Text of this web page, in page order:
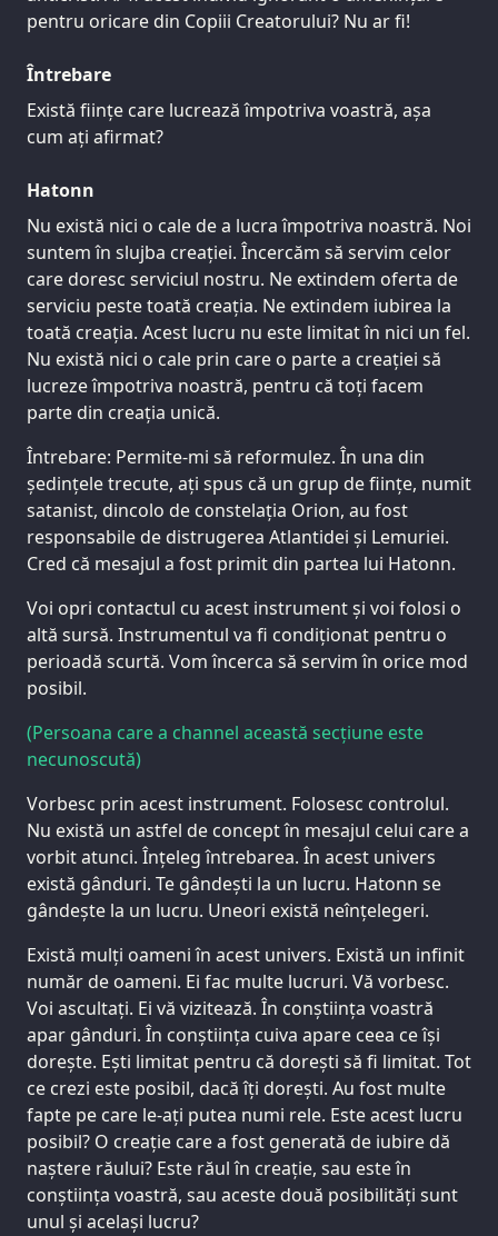
pentru oricare din Copiii Creatorului? Nu ar fi!
Întrebare
Există ființe care lucrează împotriva voastră, așa
cum ați afirmat?
Hatonn
Nu există nici o cale de a lucra împotriva noastră. Noi
suntem în slujba creației. Încercăm să servim celor
care doresc serviciul nostru. Ne extindem oferta de
serviciu peste toată creația. Ne extindem iubirea la
toată creația. Acest lucru nu este limitat în nici un fel.
Nu există nici o cale prin care o parte a creației să
lucreze împotriva noastră, pentru că toți facem
parte din creația unică.
Întrebare: Permite-mi să reformulez. În una din
ședințele trecute, ați spus că un grup de ființe, numit
satanist, dincolo de constelația Orion, au fost
responsabile de distrugerea Atlantidei și Lemuriei.
Cred că mesajul a fost primit din partea lui Hatonn.
Voi opri contactul cu acest instrument și voi folosi o
altă sursă. Instrumentul va fi condiționat pentru o
perioadă scurtă. Vom încerca să servim în orice mod
posibil.
(Persoana care a channel această secțiune este
necunoscută)
Vorbesc prin acest instrument. Folosesc controlul.
Nu există un astfel de concept în mesajul celui care a
vorbit atunci. Înțeleg întrebarea. În acest univers
există gânduri. Te gândești la un lucru. Hatonn se
gândește la un lucru. Uneori există neînțelegeri.
Există mulți oameni în acest univers. Există un infinit
număr de oameni. Ei fac multe lucruri. Vă vorbesc.
Voi ascultați. Ei vă vizitează. În conștiința voastră
apar gânduri. În conștiința cuiva apare ceea ce își
dorește. Ești limitat pentru că dorești să fi limitat. Tot
ce crezi este posibil, dacă îți dorești. Au fost multe
fapte pe care le-ați putea numi rele. Este acest lucru
posibil? O creație care a fost generată de iubire dă
naștere răului? Este răul în creație, sau este în
conștiința voastră, sau aceste două posibilități sunt
unul și același lucru?